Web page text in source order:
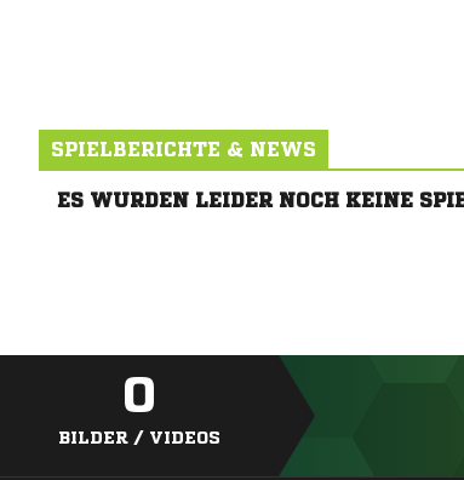
SPIELBERICHTE & NEWS
ES WURDEN LEIDER NOCH KEINE
0
BILDER / VIDEOS